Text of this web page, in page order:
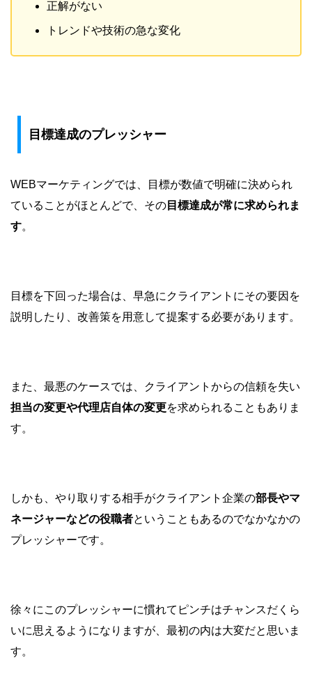
正解がない
トレンドや技術の急な変化
目標達成のプレッシャー
WEBマーケティングでは、目標が数値で明確に決められ
ていることがほとんどで、その 目標達成が常に求められま
す。
目標を下回った場合は、早急にクライアントにその要因を
説明したり、改善策を用意して提案する必要があります。
また、最悪のケースでは、クライアントからの信頼を失い
担当の変更や代理店自体の変更を求められることもありま
す。
しかも、やり取りする相手がクライアント企業の部長やマ
ネージャーなどの役職者ということもあるのでなかなかの
プレッシャーです。
徐々にこのプレッシャーに慣れてピンチはチャンスだくら
いに思えるようになりますが、最初の内は大変だと思いま
す。